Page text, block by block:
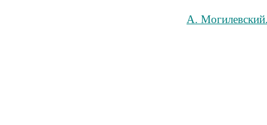
А.